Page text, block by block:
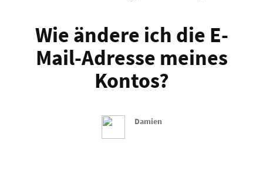
Wie ändere ich die E-
Mail-Adresse meines
Kontos?
Damien